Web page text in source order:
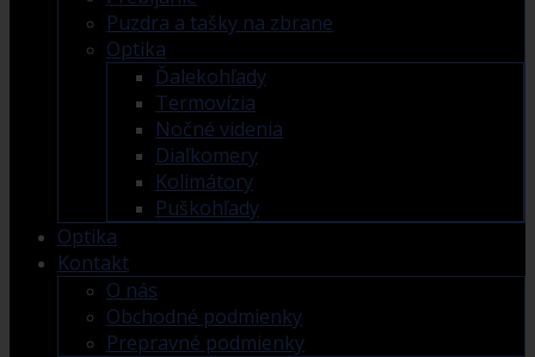
Puzdra a tašky na zbrane
Optika
Ďalekohľady
Termovízia
Nočné videnia
Diaľkomery
Kolimátory
Puškohľady
Optika
Kontakt
O nás
Obchodné podmienky
Prepravné podmienky